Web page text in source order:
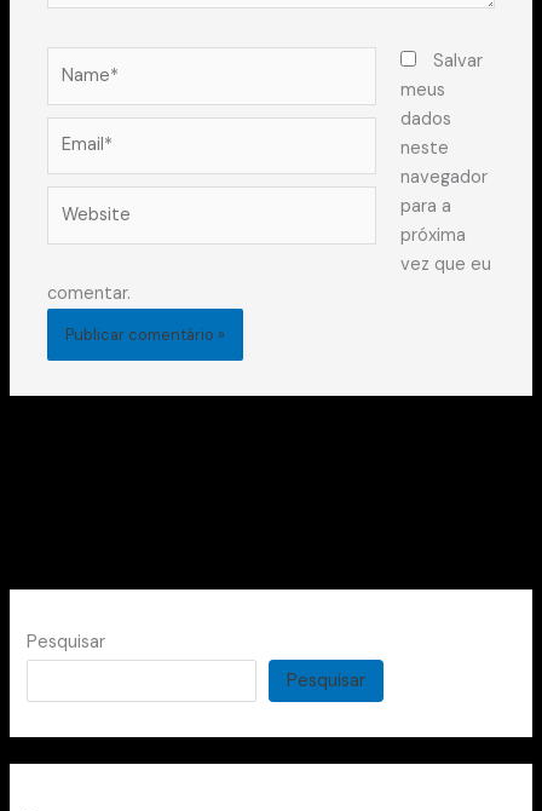
Salvar
meus
dados
neste
navegador
para a
próxima
vez que eu
comentar.
Pesquisar
Pesquisar